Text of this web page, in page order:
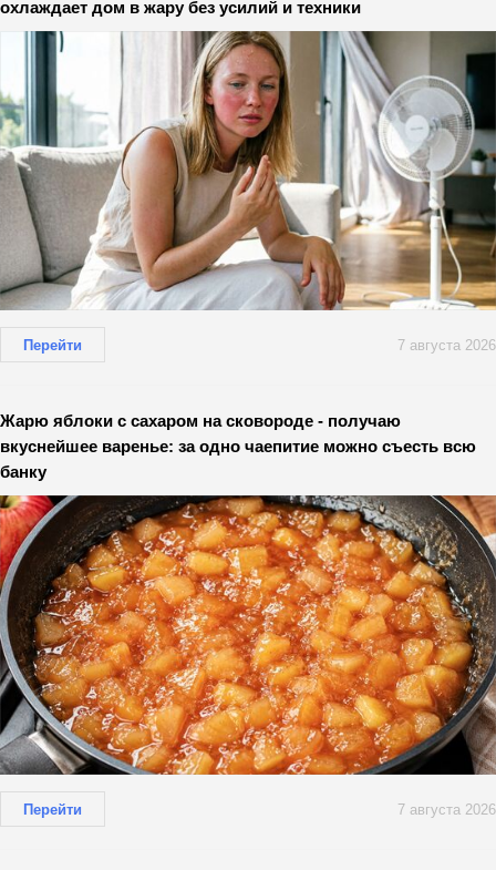
охлаждает дом в жару без усилий и техники
Перейти 7 августа 2026
Жарю яблоки с сахаром на сковороде - получаю
вкуснейшее варенье: за одно чаепитие можно съесть всю
банку
Перейти 7 августа 2026